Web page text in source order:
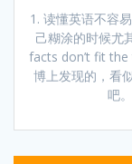
1. 读懂英语不容
己糊涂的时候尤
facts don’t fit
博上发现的，看
吧